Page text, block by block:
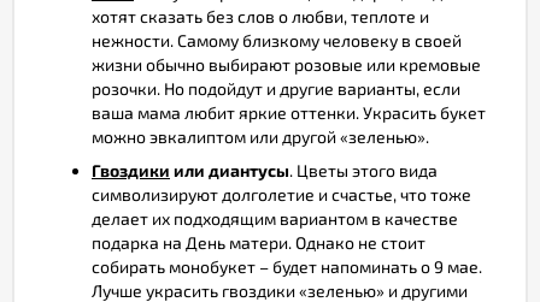
хотят сказать без слов о любви, теплоте и
нежности. Самому близкому человеку в своей
жизни обычно выбирают розовые или кремовые
розочки. Но подойдут и другие варианты, если
ваша мама любит яркие оттенки. Украсить букет
можно эвкалиптом или другой «зеленью».
Гвоздики или диантусы. Цветы этого вида
символизируют долголетие и счастье, что тоже
делает их подходящим вариантом в качестве
подарка на День матери. Однако не стоит
собирать монобукет – будет напоминать о 9 мае.
Лучше украсить гвоздики «зеленью» и другими